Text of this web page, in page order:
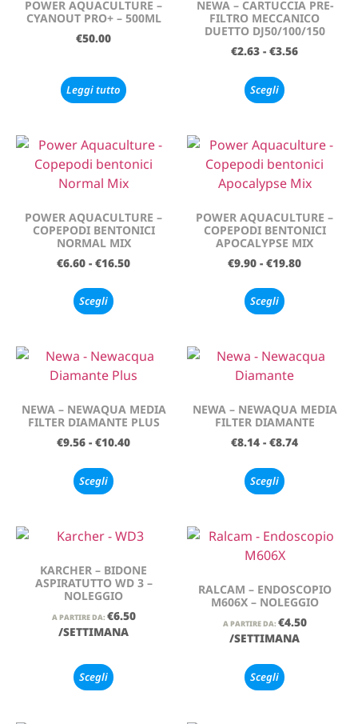
POWER AQUACULTURE –
CYANOUT PRO+ – 500ML
€50.00
Leggi tutto
NEWA – CARTUCCIA PRE-
FILTRO MECCANICO
DUETTO DJ50/100/150
€2.63 - €3.56
Scegli
POWER AQUACULTURE –
COPEPODI BENTONICI
NORMAL MIX
€6.60 - €16.50
Scegli
POWER AQUACULTURE –
COPEPODI BENTONICI
APOCALYPSE MIX
€9.90 - €19.80
Scegli
NEWA – NEWAQUA MEDIA
FILTER DIAMANTE PLUS
€9.56 - €10.40
Scegli
NEWA – NEWAQUA MEDIA
FILTER DIAMANTE
€8.14 - €8.74
Scegli
KARCHER – BIDONE
ASPIRATUTTO WD 3 –
NOLEGGIO
A PARTIRE DA: €6.50
/SETTIMANA
Scegli
RALCAM – ENDOSCOPIO
M606X – NOLEGGIO
A PARTIRE DA: €4.50
/SETTIMANA
Scegli